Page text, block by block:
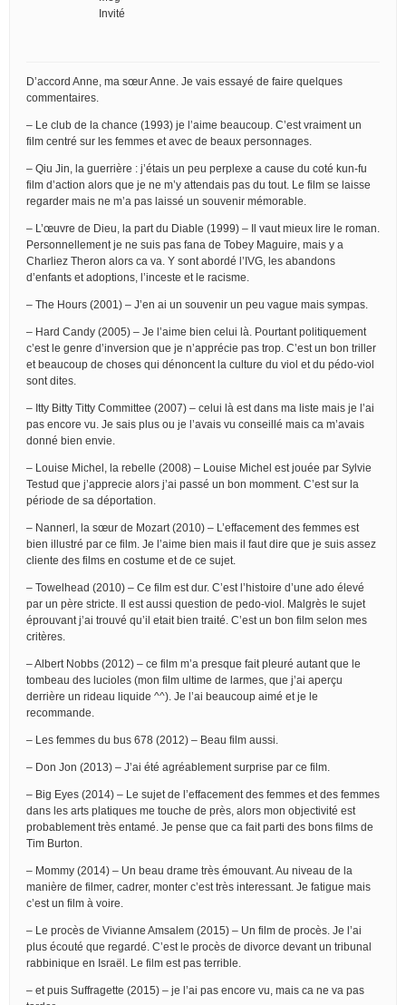
Invité
D’accord Anne, ma sœur Anne. Je vais essayé de faire quelques
commentaires.
– Le club de la chance (1993) je l’aime beaucoup. C’est vraiment un
film centré sur les femmes et avec de beaux personnages.
– Qiu Jin, la guerrière : j’étais un peu perplexe a cause du coté kun-fu
film d’action alors que je ne m’y attendais pas du tout. Le film se laisse
regarder mais ne m’a pas laissé un souvenir mémorable.
– L’œuvre de Dieu, la part du Diable (1999) – Il vaut mieux lire le roman.
Personnellement je ne suis pas fana de Tobey Maguire, mais y a
Charliez Theron alors ca va. Y sont abordé l’IVG, les abandons
d’enfants et adoptions, l’inceste et le racisme.
– The Hours (2001) – J’en ai un souvenir un peu vague mais sympas.
– Hard Candy (2005) – Je l’aime bien celui là. Pourtant politiquement
c’est le genre d’inversion que je n’apprécie pas trop. C’est un bon triller
et beaucoup de choses qui dénoncent la culture du viol et du pédo-viol
sont dites.
– Itty Bitty Titty Committee (2007) – celui là est dans ma liste mais je l’ai
pas encore vu. Je sais plus ou je l’avais vu conseillé mais ca m’avais
donné bien envie.
– Louise Michel, la rebelle (2008) – Louise Michel est jouée par Sylvie
Testud que j’apprecie alors j’ai passé un bon momment. C’est sur la
période de sa déportation.
– Nannerl, la sœur de Mozart (2010) – L’effacement des femmes est
bien illustré par ce film. Je l’aime bien mais il faut dire que je suis assez
cliente des films en costume et de ce sujet.
– Towelhead (2010) – Ce film est dur. C’est l’histoire d’une ado élevé
par un père stricte. Il est aussi question de pedo-viol. Malgrès le sujet
éprouvant j’ai trouvé qu’il etait bien traité. C’est un bon film selon mes
critères.
– Albert Nobbs (2012) – ce film m’a presque fait pleuré autant que le
tombeau des lucioles (mon film ultime de larmes, que j’ai aperçu
derrière un rideau liquide ^^). Je l’ai beaucoup aimé et je le
recommande.
– Les femmes du bus 678 (2012) – Beau film aussi.
– Don Jon (2013) – J’ai été agréablement surprise par ce film.
– Big Eyes (2014) – Le sujet de l’effacement des femmes et des femmes
dans les arts platiques me touche de près, alors mon objectivité est
probablement très entamé. Je pense que ca fait parti des bons films de
Tim Burton.
– Mommy (2014) – Un beau drame très émouvant. Au niveau de la
manière de filmer, cadrer, monter c’est très interessant. Je fatigue mais
c’est un film à voire.
– Le procès de Vivianne Amsalem (2015) – Un film de procès. Je l’ai
plus écouté que regardé. C’est le procès de divorce devant un tribunal
rabbinique en Israël. Le film est pas terrible.
– et puis Suffragette (2015) – je l’ai pas encore vu, mais ca ne va pas